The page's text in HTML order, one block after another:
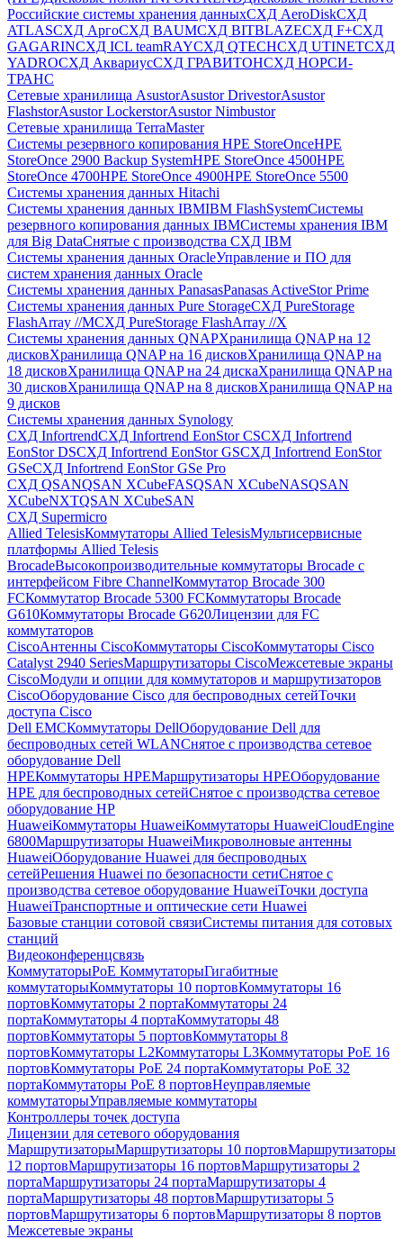
Российские системы хранения данныхСХД AeroDiskСХД
ATLASСХД AргоСХД BAUMСХД BITBLAZEСХД F+СХД
GAGARINСХД ICL teamRAYСХД QTECHСХД UTINETСХД
YADROСХД АквариусСХД ГРАВИТОНСХД НОРСИ-
ТРАНС
Сетевые хранилища AsustorAsustor DrivestorAsustor
FlashstorAsustor LockerstorAsustor Nimbustor
Сетевые хранилища TerraMaster
Системы резервного копирования HPE StoreOnceHPE
StoreOnce 2900 Backup SystemHPE StoreOnce 4500HPE
StoreOnce 4700HPE StoreOnce 4900HPE StoreOnce 5500
Системы хранения данных Hitachi
Системы хранения данных IBMIBM FlashSystemСистемы
резервного копирования данных IBMСистемы хранения IBM
для Big DataСнятые с производства СХД IBM
Системы хранения данных OracleУправление и ПО для
систем хранения данных Oracle
Системы хранения данных PanasasPanasas ActiveStor Prime
Системы хранения данных Pure StorageСХД PureStorage
FlashArray //MСХД PureStorage FlashArray //X
Системы хранения данных QNAPХранилища QNAP на 12
дисковХранилища QNAP на 16 дисковХранилища QNAP на
18 дисковХранилища QNAP на 24 дискаХранилища QNAP на
30 дисковХранилища QNAP на 8 дисковХранилища QNAP на
9 дисков
Системы хранения данных Synology
СХД InfortrendСХД Infortrend EonStor CSСХД Infortrend
EonStor DSСХД Infortrend EonStor GSСХД Infortrend EonStor
GSeСХД Infortrend EonStor GSe Pro
СХД QSANQSAN XCubeFASQSAN XCubeNASQSAN
XCubeNXTQSAN XCubeSAN
СХД Supermicro
Allied TelesisКоммутаторы Allied TelesisМультисервисные
платформы Allied Telesis
BrocadeВысокопроизводительные коммутаторы Brocade с
интерфейсом Fibre ChannelКоммутатор Brocade 300
FCКоммутатор Brocade 5300 FCКоммутаторы Brocade
G610Коммутаторы Brocade G620Лицензии для FC
коммутаторов
CiscoАнтенны CiscoКоммутаторы CiscoКоммутаторы Cisco
Catalyst 2940 SeriesМаршрутизаторы CiscoМежсетевые экраны
CiscoМодули и опции для коммутаторов и маршрутизаторов
CiscoОборудование Cisco для беспроводных сетейТочки
доступа Cisco
Dell EMCКоммутаторы DellОборудование Dell для
беспроводных сетей WLANСнятое с производства сетевое
оборудование Dell
HPEКоммутаторы HPEМаршрутизаторы HPEОборудование
HPE для беспроводных сетейСнятое с производства сетевое
оборудование HP
HuaweiКоммутаторы HuaweiКоммутаторы HuaweiCloudEngine
6800Маршрутизаторы HuaweiМикроволновые антенны
HuaweiОборудование Huawei для беспроводных
сетейРешения Huawei по безопасности сетиСнятое с
производства сетевое оборудование HuaweiТочки доступа
HuaweiТранспортные и оптические сети Huawei
Базовые станции сотовой связиСистемы питания для сотовых
станций
Видеоконференцсвязь
КоммутаторыPoE КоммутаторыГигабитные
коммутаторыКоммутаторы 10 портовКоммутаторы 16
портовКоммутаторы 2 портаКоммутаторы 24
портаКоммутаторы 4 портаКоммутаторы 48
портовКоммутаторы 5 портовКоммутаторы 8
портовКоммутаторы L2Коммутаторы L3Коммутаторы PoE 16
портовКоммутаторы PoE 24 портаКоммутаторы PoE 32
портаКоммутаторы PoE 8 портовНеуправляемые
коммутаторыУправляемые коммутаторы
Контроллеры точек доступа
Лицензии для сетевого оборудования
МаршрутизаторыМаршрутизаторы 10 портовМаршрутизаторы
12 портовМаршрутизаторы 16 портовМаршрутизаторы 2
портаМаршрутизаторы 24 портаМаршрутизаторы 4
портаМаршрутизаторы 48 портовМаршрутизаторы 5
портовМаршрутизаторы 6 портовМаршрутизаторы 8 портов
Межсетевые экраны